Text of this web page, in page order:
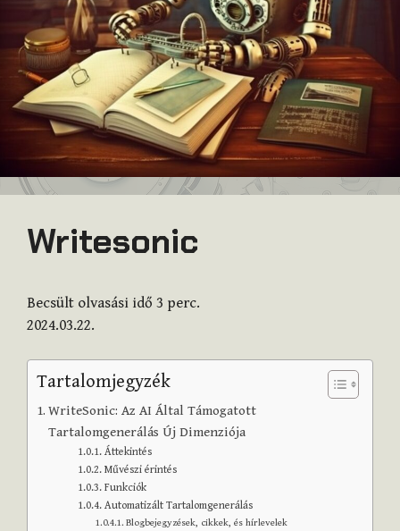
Writesonic
Becsült olvasási idő 3 perc.
2024.03.22.
Tartalomjegyzék
WriteSonic: Az AI Által Támogatott
Tartalomgenerálás Új Dimenziója
Áttekintés
Művészi érintés
Funkciók
Automatizált Tartalomgenerálás
Blogbejegyzések, cikkek, és hírlevelek